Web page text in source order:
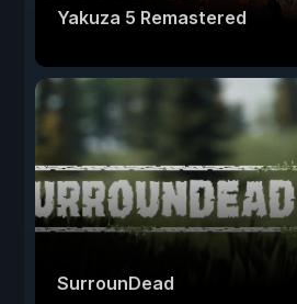
Yakuza 5 Remastered
SurrounDead